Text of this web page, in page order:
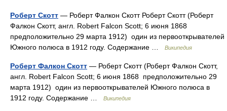
Роберт Скотт — Роберт Фалкон Скотт Роберт Скотт (Роберт
Фалкон Скотт, англ. Robert Falcon Scott; 6 июня 1868
предположительно 29 марта 1912) один из первооткрывателей
Южного полюса в 1912 году. Содержание …
Википедия
Роберт Фалкон Скотт — Роберт Скотт (Роберт Фалкон Скотт,
англ. Robert Falcon Scott; 6 июня 1868 предположительно 29
марта 1912) один из первооткрывателей Южного полюса в
1912 году. Содержание …
Википедия